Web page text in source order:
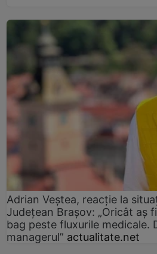
Adrian Veștea, reacție la
Județean Brașov: „Oricât aș
bag peste fluxurile medicale.
managerul” actualitate.net